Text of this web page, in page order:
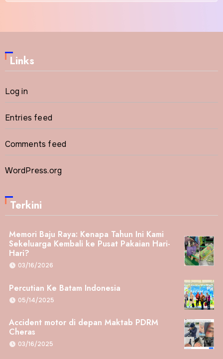
Links
Log in
Entries feed
Comments feed
WordPress.org
Terkini
Memori Baju Raya: Kenapa Tahun Ini Kami
Sekeluarga Kembali ke Pusat Pakaian Hari-
Hari?
03/16/2026
Percutian Ke Batam Indonesia
05/14/2025
Accident motor di depan Maktab PDRM
Cheras
03/16/2025